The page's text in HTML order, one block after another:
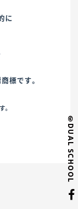
©DUAL SCHOOL
に
標です。
。